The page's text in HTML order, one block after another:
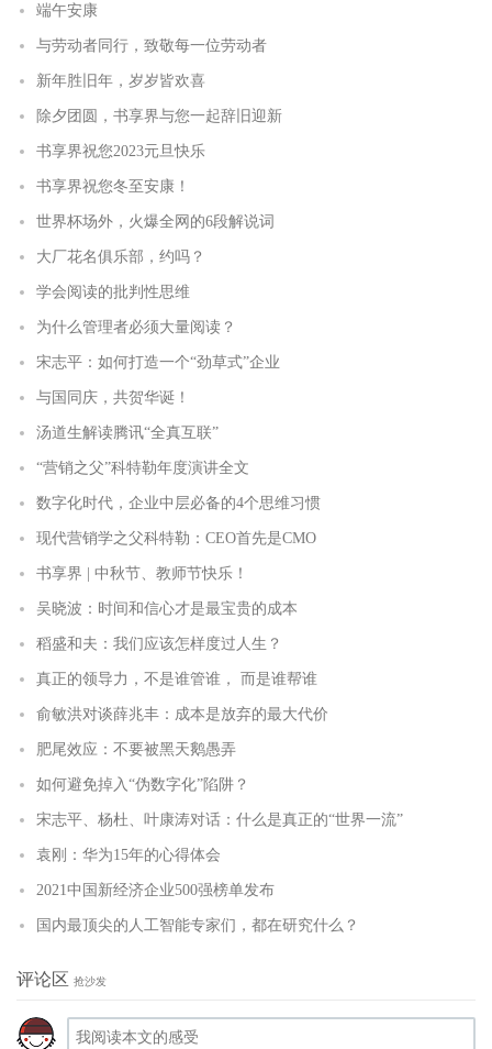
端午安康
与劳动者同行，致敬每一位劳动者
新年胜旧年，岁岁皆欢喜
除夕团圆，书享界与您一起辞旧迎新
书享界祝您2023元旦快乐
书享界祝您冬至安康！
世界杯场外，火爆全网的6段解说词
大厂花名俱乐部，约吗？
学会阅读的批判性思维
为什么管理者必须大量阅读？
宋志平：如何打造一个“劲草式”企业
与国同庆，共贺华诞！
汤道生解读腾讯“全真互联”
“营销之父”科特勒年度演讲全文
数字化时代，企业中层必备的4个思维习惯
现代营销学之父科特勒：CEO首先是CMO
书享界 | 中秋节、教师节快乐！
吴晓波：时间和信心才是最宝贵的成本
稻盛和夫：我们应该怎样度过人生？
真正的领导力，不是谁管谁， 而是谁帮谁
俞敏洪对谈薛兆丰：成本是放弃的最大代价
肥尾效应：不要被黑天鹅愚弄
如何避免掉入“伪数字化”陷阱？
宋志平、杨杜、叶康涛对话：什么是真正的“世界一流”
袁刚：华为15年的心得体会
2021中国新经济企业500强榜单发布
国内最顶尖的人工智能专家们，都在研究什么？
评论区 抢沙发